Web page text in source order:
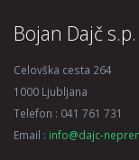
Bojan Dajč s.p.
Celovška cesta 264
1000 Ljubljana
Telefon : 041 761 731
Email : info@dajc-